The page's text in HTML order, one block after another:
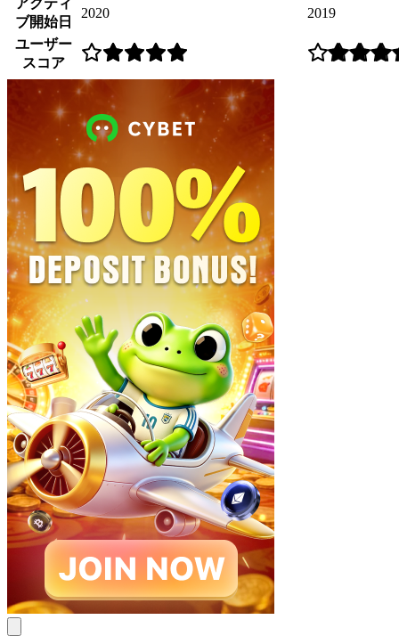
ブ開始日
2020 2019
ユーザー
スコア